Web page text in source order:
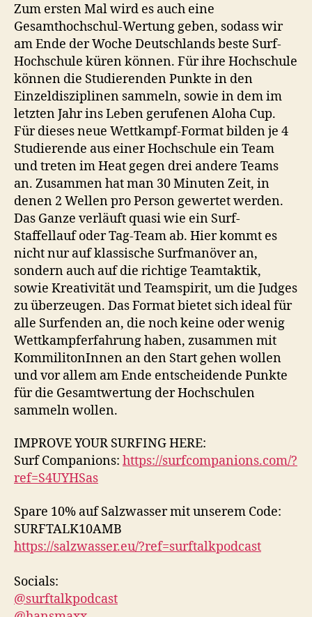
Zum ersten Mal wird es auch eine
Gesamthochschul-Wertung geben, sodass wir
am Ende der Woche Deutschlands beste Surf-
Hochschule küren können. Für ihre Hochschule
können die Studierenden Punkte in den
Einzeldisziplinen sammeln, sowie in dem im
letzten Jahr ins Leben gerufenen Aloha Cup.
Für dieses neue Wettkampf-Format bilden je 4
Studierende aus einer Hochschule ein Team
und treten im Heat gegen drei andere Teams
an. Zusammen hat man 30 Minuten Zeit, in
denen 2 Wellen pro Person gewertet werden.
Das Ganze verläuft quasi wie ein Surf-
Staffellauf oder Tag-Team ab. Hier kommt es
nicht nur auf klassische Surfmanöver an,
sondern auch auf die richtige Teamtaktik,
sowie Kreativität und Teamspirit, um die Judges
zu überzeugen. Das Format bietet sich ideal für
alle Surfenden an, die noch keine oder wenig
Wettkampferfahrung haben, zusammen mit
KommilitonInnen an den Start gehen wollen
und vor allem am Ende entscheidende Punkte
für die Gesamtwertung der Hochschulen
sammeln wollen.
IMPROVE YOUR SURFING HERE:
Surf Companions: https://surfcompanions.com/?
ref=S4UYHSas
Spare 10% auf Salzwasser mit unserem Code:
SURFTALK10AMB
https://salzwasser.eu/?ref=surftalkpodcast
Socials:
@surftalkpodcast